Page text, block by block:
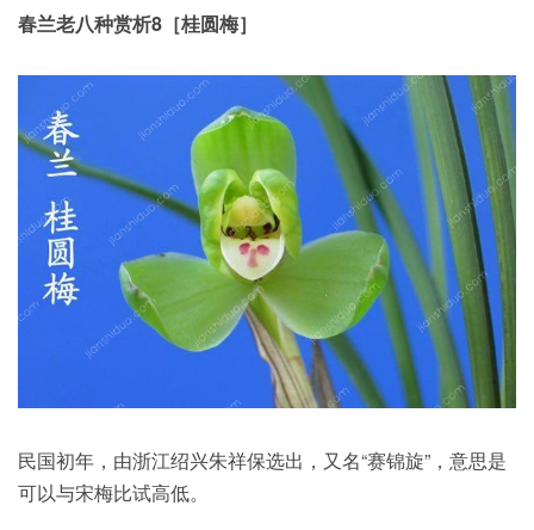
春兰老八种赏析8［桂圆梅］
民国初年，由浙江绍兴朱祥保选出，又名“赛锦旋”，意思是
可以与宋梅比试高低。